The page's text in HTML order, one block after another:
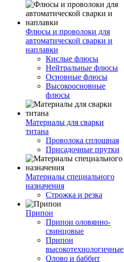
Флюсы и проволоки для
автоматической сварки и
наплавки
Кислые флюсы
Нейтральные флюсы
Основные флюсы
Высокоосновные
флюсы
Материалы для сварки
титана
Проволока сплошная
Присадочные прутки
Материалы специального
назначения
Строжка и резка
Припои
Припои оловянно-
свинцовые
Припои
высокотехнологичные
Олово и баббит